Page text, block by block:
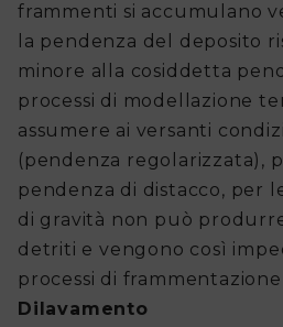
Emergenza
e
Soccorso
Documentazioni
frammenti si accumulano
la pendenza del deposito
minore alla cosiddetta
processi di modellazione
assumere ai versanti
(pendenza regolarizzata),
pendenza di distacco, per
di gravità non può
detriti e vengono così
processi di frammentazione
Dilavamento